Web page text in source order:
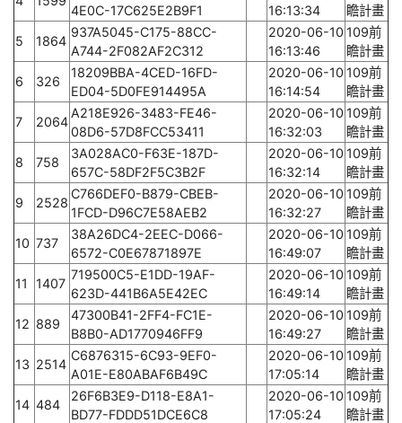
4E0C-17C625E2B9F1
16:13:34
瞻計畫
5
1864
937A5045-C175-88CC-
A744-2F082AF2C312
2020-06-10
16:13:46
109前
瞻計畫
6
326
18209BBA-4CED-16FD-
ED04-5D0FE914495A
2020-06-10
16:14:54
109前
瞻計畫
7
2064
A218E926-3483-FE46-
08D6-57D8FCC53411
2020-06-10
16:32:03
109前
瞻計畫
8
758
3A028AC0-F63E-187D-
657C-58DF2F5C3B2F
2020-06-10
16:32:14
109前
瞻計畫
9
2528
C766DEF0-B879-CBEB-
1FCD-D96C7E58AEB2
2020-06-10
16:32:27
109前
瞻計畫
10 737
38A26DC4-2EEC-D066-
6572-C0E67871897E
2020-06-10
16:49:07
109前
瞻計畫
11
1407
719500C5-E1DD-19AF-
623D-441B6A5E42EC
2020-06-10
16:49:14
109前
瞻計畫
12 889
47300B41-2FF4-FC1E-
B8B0-AD1770946FF9
2020-06-10
16:49:27
109前
瞻計畫
13 2514
C6876315-6C93-9EF0-
A01E-E80ABAF6B49C
2020-06-10
17:05:14
109前
瞻計畫
14 484
26F6B3E9-D118-E8A1-
BD77-FDDD51DCE6C8
2020-06-10
17:05:24
109前
瞻計畫